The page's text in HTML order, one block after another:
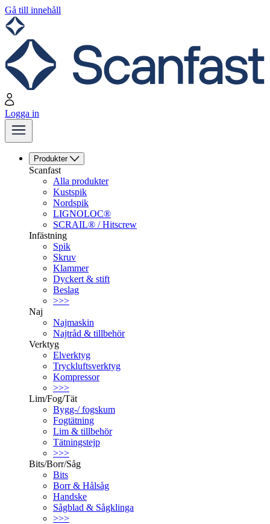
Gå till innehåll
Logga in
Produkter
Scanfast
Alla produkter
Kustspik
Nordspik
LIGNOLOC®
SCRAIL® / Hitscrew
Infästning
Spik
Skruv
Klammer
Dyckert & stift
Beslag
>>>
Naj
Najmaskin
Najtråd & tillbehör
Verktyg
Elverktyg
Tryckluftsverktyg
Kompressor
>>>
Lim/Fog/Tät
Bygg-/ fogskum
Fogtätning
Lim & tillbehör
Tätningstejp
>>>
Bits/Borr/Såg
Bits
Borr & Hålsåg
Handske
Sågblad & Sågklinga
>>>